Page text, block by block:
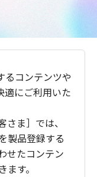
るコンテンツや
適にご利用いた
ま］では、
製品登録する
せたコンテン
す。